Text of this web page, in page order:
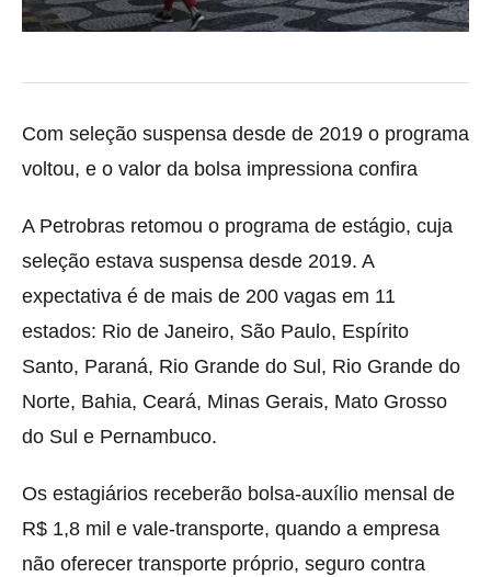
Com seleção suspensa desde de 2019 o programa
voltou, e o valor da bolsa impressiona confira
A Petrobras retomou o programa de estágio, cuja
seleção estava suspensa desde 2019. A
expectativa é de mais de 200 vagas em 11
estados: Rio de Janeiro, São Paulo, Espírito
Santo, Paraná, Rio Grande do Sul, Rio Grande do
Norte, Bahia, Ceará, Minas Gerais, Mato Grosso
do Sul e Pernambuco.
Os estagiários receberão bolsa-auxílio mensal de
R$ 1,8 mil e vale-transporte, quando a empresa
não oferecer transporte próprio, seguro contra